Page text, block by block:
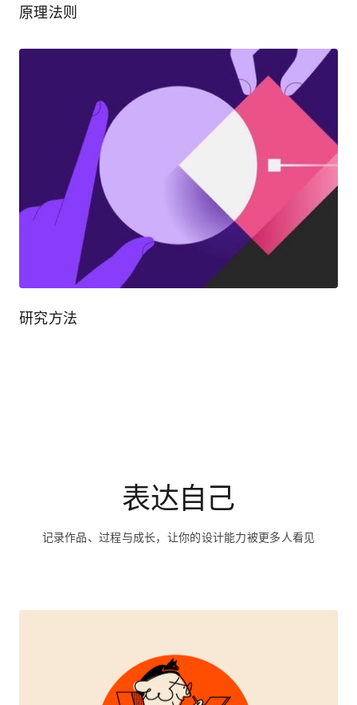
原理法则
研究方法
表达自己
记录作品、过程与成长，让你的设计能力被更多人看见